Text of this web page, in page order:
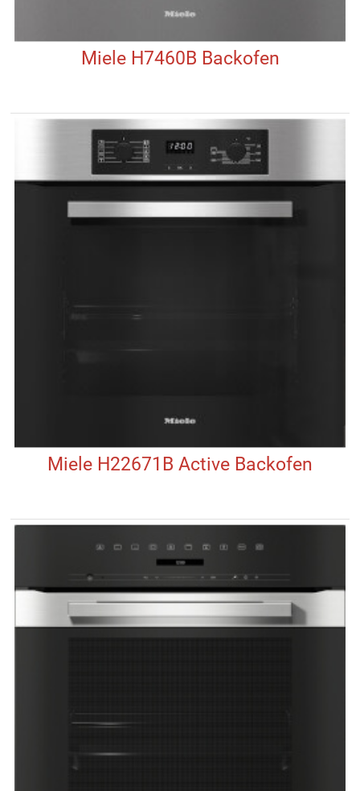
Miele H7460B Backofen
Miele H22671B Active Backofen